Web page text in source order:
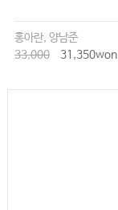
홍아란, 양남준
33,000
31,350won